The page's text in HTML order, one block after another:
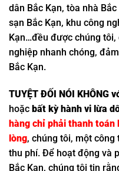
dân Bắc Kạn, tòa nhà
sạn Bắc Kạn, khu công
Kạn…đều được chúng tôi,
nghiệp nhanh chóng,
Bắc Kạn.
TUYỆT ĐỐI NÓI KHÔNG
hoặc bất kỳ hành vi lừa
hàng chỉ phải thanh toán
lòng, chúng tôi, một công
thu phí. Để hoạt động và
Bắc Kạn, chúng tôi tin